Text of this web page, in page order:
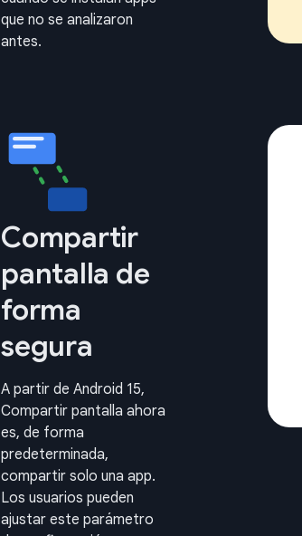
que no se analizaron
antes.
Compartir
pantalla de
forma
segura
A partir de Android 15,
Compartir pantalla ahora
es, de forma
predeterminada,
compartir solo una app.
Los usuarios pueden
ajustar este parámetro